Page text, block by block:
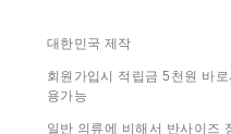
대한민국 제작
회원가입시 적립금 5천원 바로
용가능
일반 의류에 비해서 반사이즈